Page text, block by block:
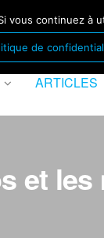
ARTICLES
et
continuez
de